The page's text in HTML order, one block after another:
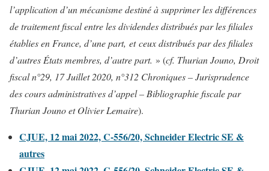
l’application d’un mécanisme destiné à supprimer les différences
de traitement fiscal entre les dividendes distribués par les filiales
établies en France, d’une part, et ceux distribués par des filiales
d’autres États membres, d’autre part. » (cf. Thurian Jouno, Droit
fiscal n°29, 17 Juillet 2020, n°312 Chroniques – Jurisprudence
des cours administratives d’appel – Bibliographie fiscale par
Thurian Jouno et Olivier Lemaire).
CJUE, 12 mai 2022, C-556/20, Schneider Electric SE &
autres